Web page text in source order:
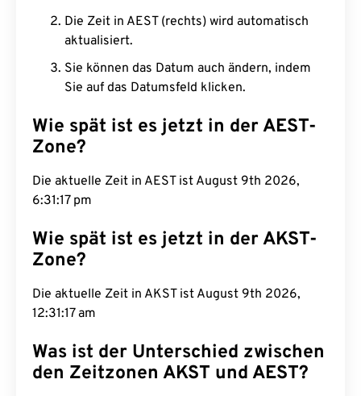
Die Zeit in AEST (rechts) wird automatisch
aktualisiert.
Sie können das Datum auch ändern, indem
Sie auf das Datumsfeld klicken.
Wie spät ist es jetzt in der AEST-
Zone?
Die aktuelle Zeit in AEST ist August 9th 2026,
6:31:18 pm
Wie spät ist es jetzt in der AKST-
Zone?
Die aktuelle Zeit in AKST ist August 9th 2026,
12:31:18 am
Was ist der Unterschied zwischen
den Zeitzonen AKST und AEST?